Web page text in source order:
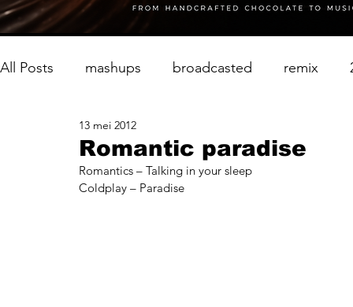
All Posts mashups broadcasted remix
Romantic paradise
13 mei 2012
Romantics – Talking in your sleep
Coldplay – Paradise